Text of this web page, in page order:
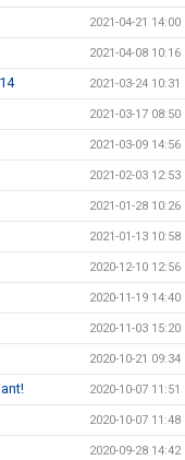
2021-04-21 14:00
2021-04-08 10:16
2021-03-24 10:31
2021-03-17 08:50
2021-03-09 14:56
2021-02-03 12:53
2021-01-28 10:26
2021-01-13 10:58
2020-12-10 12:56
2020-11-19 14:40
2020-11-03 15:20
2020-10-21 09:34
2020-10-07 11:51
2020-10-07 11:48
2020-09-28 14:42